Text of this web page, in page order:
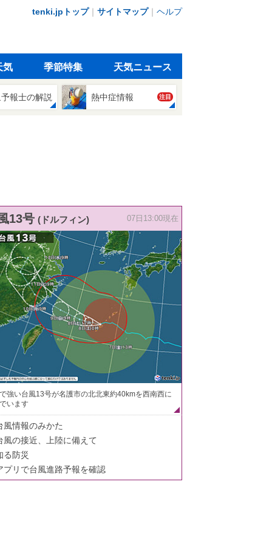
tenki.jpトップ｜ サイトマップ｜ ヘルプ
気 季節特集 天気ニュース
報士の解説 熱中症情報 注目
13号 (ドルフィン) 07日13:00現在
強い台風13号が名護市の北北東約40kmを西南西に
います
風情報のみかた
風の接近、上陸に備えて
る防災
プリで台風進路予報を確認